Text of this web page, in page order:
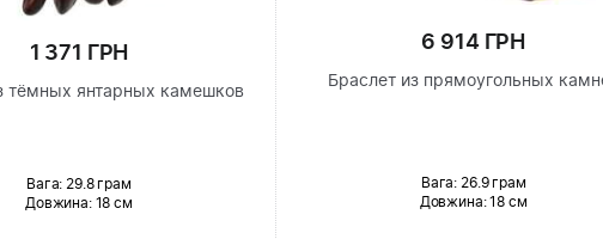
1 371 ГРН
тёмных янтарных камешков
Вага: 29.8 грам
Довжина:18 см
6 914 ГРН
Браслет из прямоугольных
Вага: 26.9 грам
Довжина:18 см